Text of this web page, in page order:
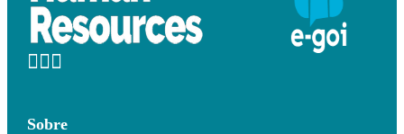
Sobre